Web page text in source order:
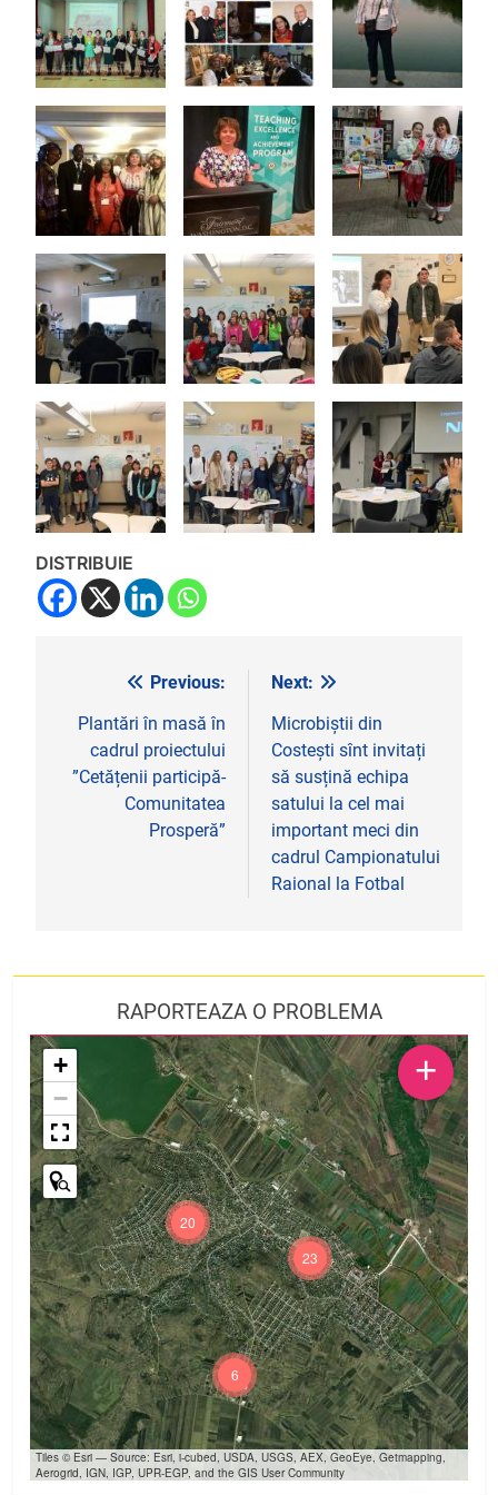
DISTRIBUIE
Navigare
articole
Previous:
Plantări în masă în
cadrul proiectului
”Cetățenii participă-
Comunitatea
Prosperă”
Next:
Microbiștii din
Costești sînt invitați
să susțină echipa
satului la cel mai
important meci din
cadrul Campionatului
Raional la Fotbal
RAPORTEAZA O PROBLEMA
23
20
6
+
−
Tiles © Esri — Source: Esri, i-cubed, USDA, USGS, AEX, GeoEye, Getmapping,
Aerogrid, IGN, IGP, UPR-EGP, and the GIS User Community
+